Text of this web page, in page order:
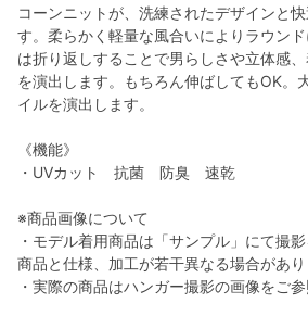
コーンニットが、洗練されたデザインと
す。柔らかく軽量な風合いによりラウン
は折り返しすることで男らしさや立体感
を演出します。もちろん伸ばしてもOK。
イルを演出します。
《機能》
・UVカット 抗菌 防臭 速乾
※商品画像について
・モデル着用商品は「サンプル」にて撮
商品と仕様、加工が若干異なる場合があり
・実際の商品はハンガー撮影の画像をご参